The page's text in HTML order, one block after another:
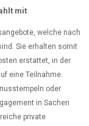
mit
welche nach
Sie erhalten somit
erstattet, in der
eine Teilnahme.
oder
in Sachen
private